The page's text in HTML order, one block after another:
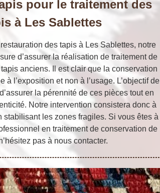
pour le traitement des
à Les Sablettes
des tapis à Les Sablettes, notre
d’assurer la réalisation de traitement de
anciens. Il est clair que la conservation
à l’exposition et non à l’usage. L’objectif de
la pérennité de ces pièces tout en
Notre intervention consistera donc à
stabilisant les zones fragiles. Si vous êtes à
en traitement de conservation de
pas à nous contacter.